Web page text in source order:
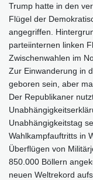
Trump hatte in den
Flügel der
angegriffen.
parteiinternen linken
Zwischenwahlen im
Zur Einwanderung in
geboren sein, aber
Der Republikaner
Unabhängigkeitstag
Wahlkampfauftritts in
Überflügen von
850.000 Böllern
neuen Weltrekord